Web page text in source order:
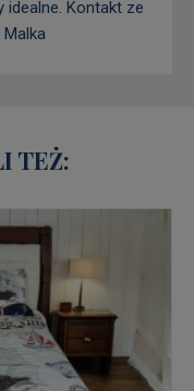
idealne. Kontakt ze
TEŻ: